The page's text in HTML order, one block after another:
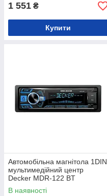
1 551 ₴
Купити
Автомобільна магнітола 1DIN
мультимедійний центр
Decker MDR-122 BT
В наявності